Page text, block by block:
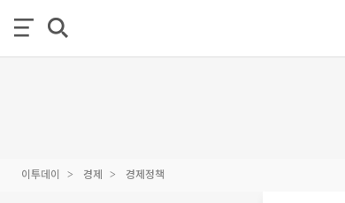
이투데이 경제 경제정책